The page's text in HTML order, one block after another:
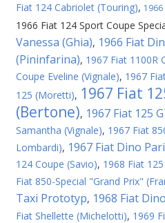
Fiat 124 Cabriolet (Touring),
1966 Fiat 124 Sport Coupe
Vanessa (Ghia), 1966 Fiat
(Pininfarina), 1967 Fiat 1100R
Coupe Eveline (Vignale), 1967
125 (Moretti), 1967 Fiat
(Bertone), 1967 Fiat 125
Samantha (Vignale), 1967 Fiat
Lombardi), 1967 Fiat Dino
124 Coupe (Savio), 1968 Fiat
Fiat 850-Special "Grand Prix"
Taxi Prototyp, 1968 Fiat
Fiat Shellette (Michelotti), 1969